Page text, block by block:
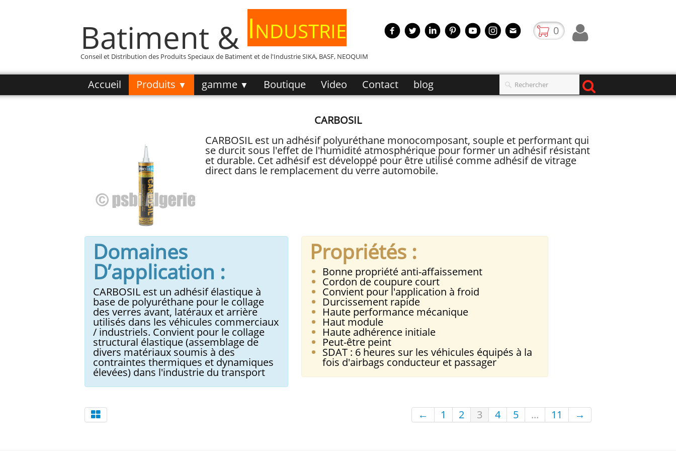
Batiment & Industrie
Conseil et Distribution des Produits Speciaux de Batiment et de l'Industrie SIKA, BASF, NEOQUIM
0
Accueil Produits ▼ gamme ▼ Boutique Video Contact blog
CARBOSIL
CARBOSIL est un adhésif polyuréthane monocomposant, souple et performant qui
se durcit sous l'effet de l'humidité atmosphérique pour former un adhésif résistant
et durable. Cet adhésif est développé pour être utilisé comme adhésif de vitrage
direct dans le remplacement du verre automobile.
Domaines
D’application :
CARBOSIL est un adhésif élastique à
base de polyuréthane pour le collage
des verres avant, latéraux et arrière
utilisés dans les véhicules commerciaux
/ industriels. Convient pour le collage
structural élastique (assemblage de
divers matériaux soumis à des
contraintes thermiques et dynamiques
élevées) dans l'industrie du transport
Propriétés :
Bonne propriété anti-affaissement
Cordon de coupure court
Convient pour l'application à froid
Durcissement rapide
Haute performance mécanique
Haut module
Haute adhérence initiale
Peut-être peint
SDAT : 6 heures sur les véhicules équipés à la
fois d'airbags conducteur et passager
← 1 2 3 4 5 ... 11 →